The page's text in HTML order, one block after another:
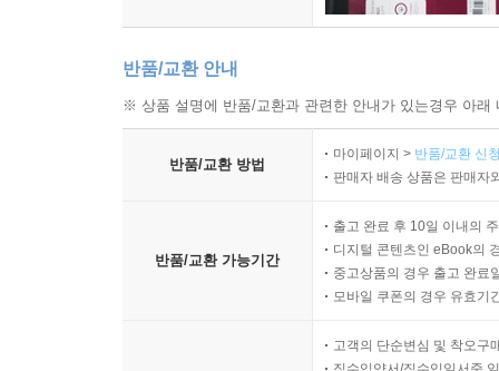
반품/교환 안내
※ 상품 설명에 반품/교환과 관련한 안내가 있는경우 아
반품/교환 방법
마이페이지 > 반품/교환 신
판매자 배송 상품은 판매자
반품/교환 가능기간
출고 완료 후 10일 이내의
디지털 콘텐츠인 eBook의
중고상품의 경우 출고 완료
모바일 쿠폰의 경우 유효기
고객의 단순변심 및 착오구